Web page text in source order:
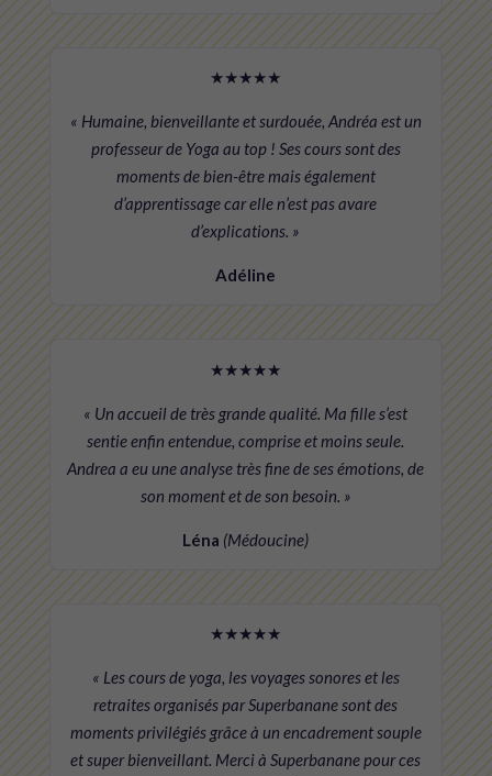
★★★★★
« Humaine, bienveillante et surdouée, Andréa est un
professeur de Yoga au top ! Ses cours sont des
moments de bien-être mais également
d’apprentissage car elle n’est pas avare
d’explications. »
Adéline
★★★★★
« Un accueil de très grande qualité. Ma fille s’est
sentie enfin entendue, comprise et moins seule.
Andrea a eu une analyse très fine de ses émotions, de
son moment et de son besoin. »
Léna (Médoucine)
★★★★★
« Les cours de yoga, les voyages sonores et les
retraites organisés par Superbanane sont des
moments privilégiés grâce à un encadrement souple
et super bienveillant. Merci à Superbanane pour ces